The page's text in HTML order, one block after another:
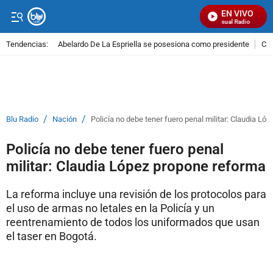
EN VIVO
Señal Visual Radio
Tendencias: Abelardo De La Espriella se posesiona como presidente
Blu Radio / Nación / Policía no debe tener fuero penal militar: Claudia
Policía no debe tener fuero penal
militar: Claudia López propone reforma
La reforma incluye una revisión de los protocolos para
el uso de armas no letales en la Policía y un
reentrenamiento de todos los uniformados que usan
el taser en Bogotá.